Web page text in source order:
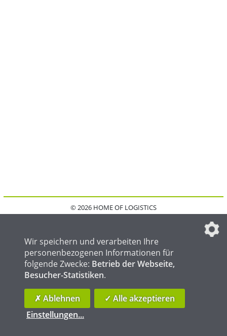
© 2026 HOME OF LOGISTICS
IMPRESSUM
FAQ
DATENSCHUTZEINSTELLUNGEN
HOME OF WELDING
HOME OF FOUNDRY
Wir speichern und verarbeiten Ihre
personenbezogenen Informationen für
folgende Zwecke: Betrieb der Webseite,
Besucher-Statistiken.
✗ Ablehnen
✓ Alle akzeptieren
Einstellungen...